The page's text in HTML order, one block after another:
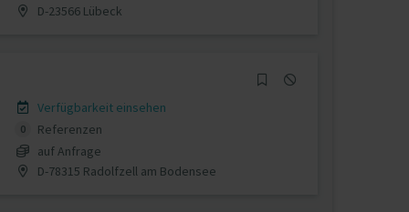
D-23566 Lübeck
Verfügbarkeit einsehen
0
Referenzen
auf Anfrage
D-78315 Radolfzell am Bodensee